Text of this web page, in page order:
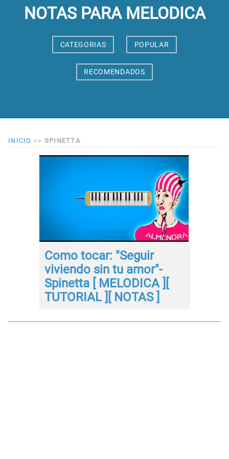
NOTAS PARA MELODICA
CATEGORIAS POPULAR
RECOMENDADOS
INICIO >> SPINETTA
Como tocar: "Seguir
viviendo sin tu amor"-
Spinetta [ MELODICA ][
TUTORIAL ][ NOTAS ]